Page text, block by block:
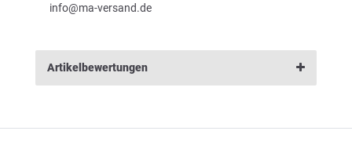
info@ma-versand.de
Artikelbewertungen